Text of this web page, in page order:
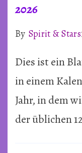
2026
By Spirit & Stars
Dies ist ein
in einem
Jahr, in dem
der üblichen